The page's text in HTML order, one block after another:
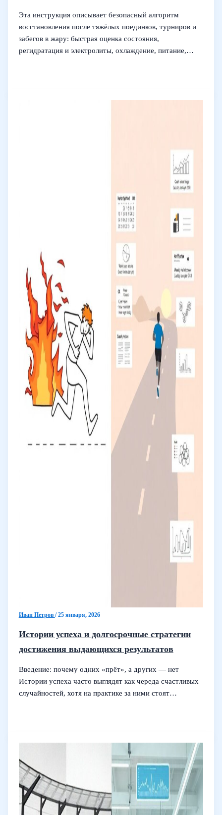
Эта инструкция описывает безопасный алгоритм
восстановления после тяжёлых поединков, турниров и
забегов в жару: быстрая оценка состояния,
регидратация и электролиты, охлаждение, питание,…
Иван Петров /25 января, 2026
Истории успеха и долгосрочные стратегии
достижения выдающихся результатов
Введение: почему одних «прёт», а других — нет
Истории успеха часто выглядят как череда счастливых
случайностей, хотя на практике за ними стоят…